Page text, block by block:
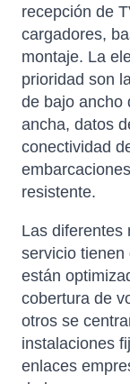
recepción de
cargadores,
montaje. La
prioridad son
de bajo ancho
ancha, datos
conectividad
resistente.
Las diferentes
servicio tienen
están
cobertura de
otros se
instalaciones
enlaces